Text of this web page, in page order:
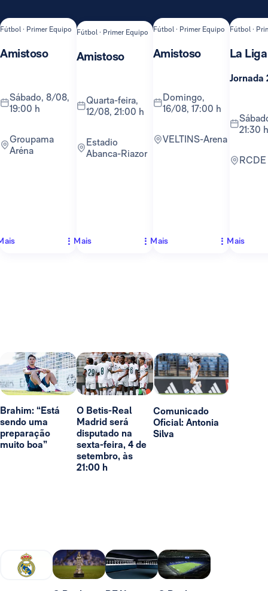
Fútbol · Primer Equipo
Amistoso
sábado, 8/08,
19:00 h
Groupama
Aréna
Fútbol · Primer Equipo
Amistoso
quarta-feira,
12/08, 21:00 h
Estadio
Abanca-Riazor
Mais
Fútbol · Primer Equipo
Amistoso
domingo,
16/08, 17:00 h
VELTINS-Arena
Mais
Fútbol ·
La Liga
Jornada
sábado, 22/08,
21:30 h
Mais
Brahim: “Está
sendo uma
preparação
muito boa”
O Betis-Real
Madrid será
disputado na
sexta-feira, 4 de
setembro, às
21:00 h
Comunicado
Oficial: Antonia
Silva